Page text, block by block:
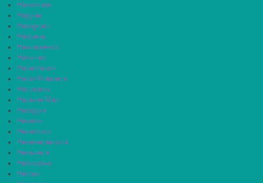
Наволоки
Надым
Назарово
Назрань
Называевск
Нальчик
Нариманов
Наро-Фоминск
Нарткала
Нарьян-Мар
Находка
Невель
Невельск
Невинномысск
Невьянск
Нелидово
Неман